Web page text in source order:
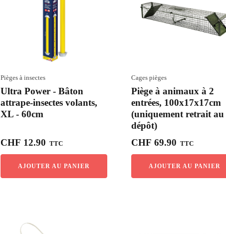
Pièges à insectes
Ultra Power - Bâton
attrape-insectes volants,
XL - 60cm
CHF 12.90 TTC
AJOUTER AU PANIER
Cages pièges
Piège à animaux à 2
entrées, 100x17x17cm
(uniquement retrait au
dépôt)
CHF 69.90 TTC
AJOUTER AU PANIER